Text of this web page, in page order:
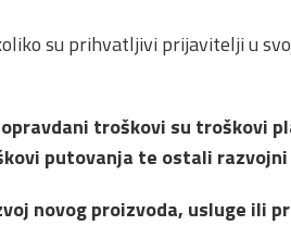
su prihvatljivi prijavitelji u
troškovi su troškovi
putovanja te ostali
novog proizvoda, usluge ili